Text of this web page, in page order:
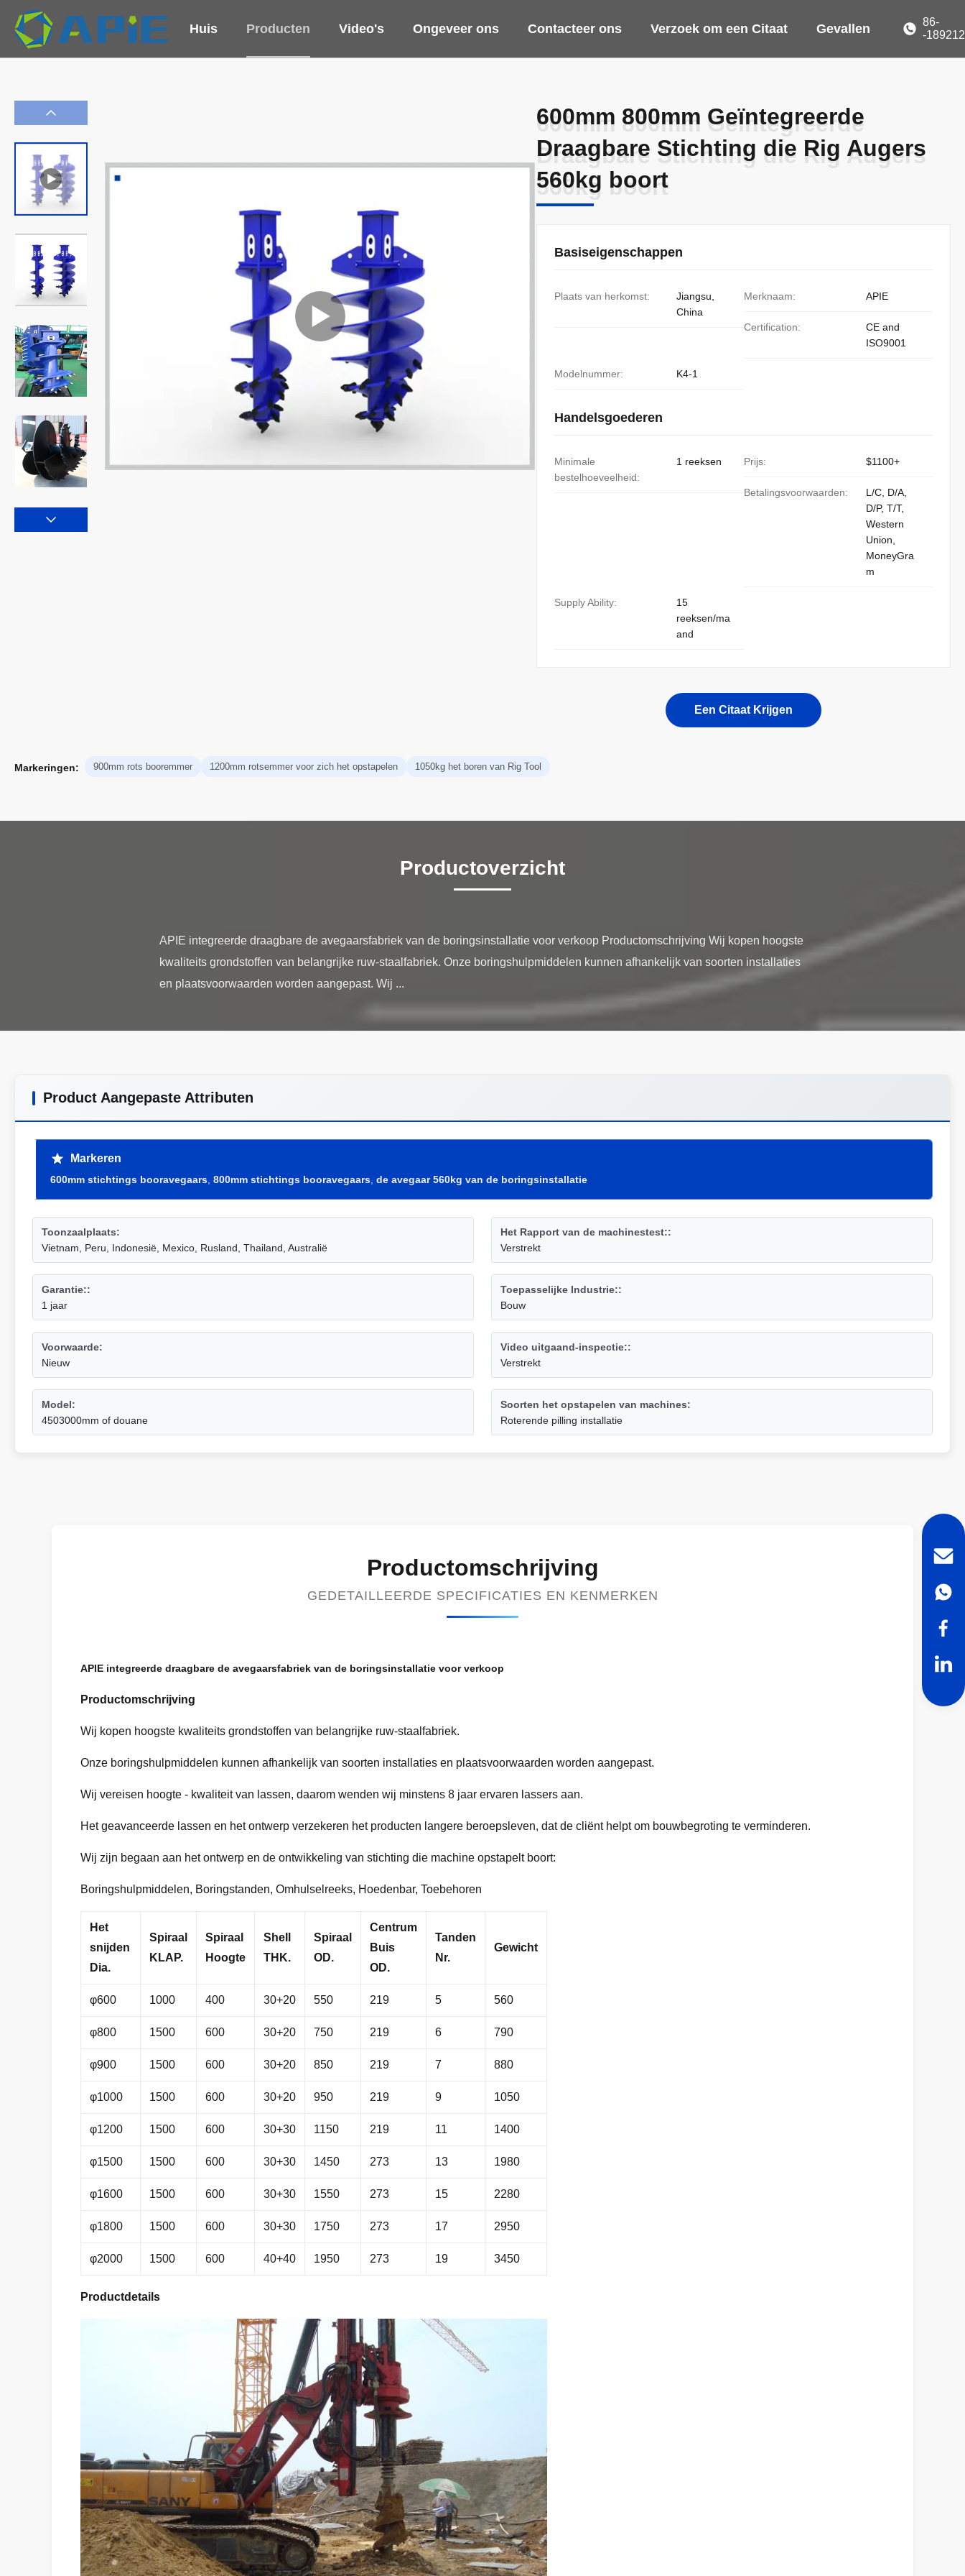
Huis Producten Video's Ongeveer ons Contacteer ons Verzoek om een Citaat Gevallen
86-
-
600mm 800mm Geïntegreerde
Draagbare Stichting die Rig Augers
560kg boort
600mm 800mm Geïntegreerde
Draagbare Stichting die Rig Augers
560kg boort
Basiseigenschappen
Plaats van herkomst:
Jiangsu,
China
Merknaam: APIE
Certification:
CE and
ISO9001
Modelnummer: K4-1
Handelsgoederen
Minimale
bestelhoeveelheid:
1 reeksen Prijs: $1100+
Betalingsvoorwaarden:
L/C, D/A,
D/P, T/T,
Western
Union,
MoneyGra
m
Supply Ability:
15
reeksen/ma
and
Een Citaat Krijgen
Markeringen: 900mm rots booremmer 1200mm rotsemmer voor zich het opstapelen 1050kg het boren van Rig Tool
Productoverzicht
APIE integreerde draagbare de avegaarsfabriek van de boringsinstallatie voor verkoop Productomschrijving Wij kopen hoogste
kwaliteits grondstoffen van belangrijke ruw-staalfabriek. Onze boringshulpmiddelen kunnen afhankelijk van soorten installaties
Product Aangepaste Attributen
Markeren
600mm stichtings booravegaars 800mm stichtings booravegaars de avegaar 560kg van de boringsinstallatie
Toonzaalplaats:
Vietnam, Peru, Indonesië, Mexico, Rusland, Thailand, Australië
Het Rapport van de machinestest::
Verstrekt
Garantie::
1 jaar
Toepasselijke Industrie::
Bouw
Voorwaarde:
Nieuw
Video uitgaand-inspectie::
Verstrekt
Model:
4503000mm of douane
Soorten het opstapelen van machines:
Roterende pilling installatie
Productomschrijving
GEDETAILLEERDE SPECIFICATIES EN KENMERKEN
APIE integreerde draagbare de avegaarsfabriek van de boringsinstallatie voor verkoop
Productomschrijving
Wij kopen hoogste kwaliteits grondstoffen van belangrijke ruw-staalfabriek.
Onze boringshulpmiddelen kunnen afhankelijk van soorten installaties en plaatsvoorwaarden worden aangepast.
Wij vereisen hoogte - kwaliteit van lassen, daarom wenden wij minstens 8 jaar ervaren lassers aan.
Het geavanceerde lassen en het ontwerp verzekeren het producten langere beroepsleven, dat de cliënt helpt om bouwbegroting te verminderen.
Wij zijn begaan aan het ontwerp en de ontwikkeling van stichting die machine opstapelt boort:
Boringshulpmiddelen, Boringstanden, Omhulselreeks, Hoedenbar, Toebehoren
Het
snijden
Dia.
Spiraal
KLAP.
Spiraal
Hoogte
Shell
THK.
Spiraal
OD.
Centrum
Buis
OD.
Tanden
Nr.
Gewicht
φ600 1000 400 30+20 550 219 5 560
φ800 1500 600 30+20 750 219 6 790
φ900 1500 600 30+20 850 219 7 880
φ1000 1500 600 30+20 950 219 9 1050
φ1200 1500 600 30+30 1150 219 11 1400
φ1500 1500 600 30+30 1450 273 13 1980
φ1600 1500 600 30+30 1550 273 15 2280
φ1800 1500 600 30+30 1750 273 17 2950
φ2000 1500 600 40+40 1950 273 19 3450
Productdetails